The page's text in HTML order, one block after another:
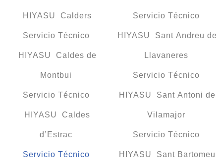
HIYASU Calders
Servicio Técnico
HIYASU Caldes de
Montbui
Servicio Técnico
HIYASU Caldes
d’Estrac
Servicio Técnico
Servicio Técnico
HIYASU Sant Andreu de
Llavaneres
Servicio Técnico
HIYASU Sant Antoni de
Vilamajor
Servicio Técnico
HIYASU Sant Bartomeu